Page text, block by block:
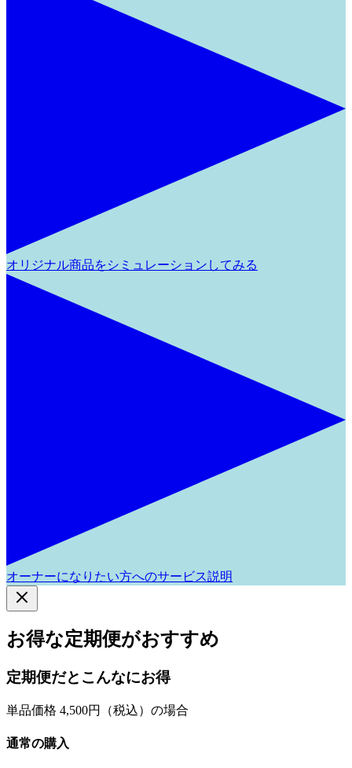
オリジナル商品をシミュレーションしてみる
オーナーになりたい方へのサービス説明
お得な定期便がおすすめ
定期便だとこんなにお得
単品価格 4,500円（税込）の場合
通常の購入